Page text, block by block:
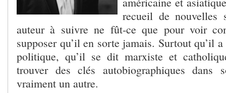
recueil de nouvelles
auteur à suivre ne fût-ce que pour voir
supposer qu’il en sorte jamais. Surtout qu’il
politique, qu’il se dit marxiste et
trouver des clés autobiographiques
vraiment un autre.